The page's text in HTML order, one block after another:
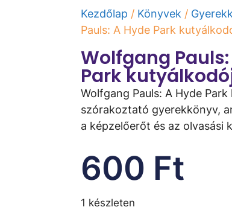
Kezdőlap / Könyvek /
Pauls: A Hyde Park
Wolfgang Pauls:
Park
Wolfgang Pauls: A Hyde
szórakoztató gyerekkönyv,
a képzelőerőt és az olvasási
600 Ft
1 készleten